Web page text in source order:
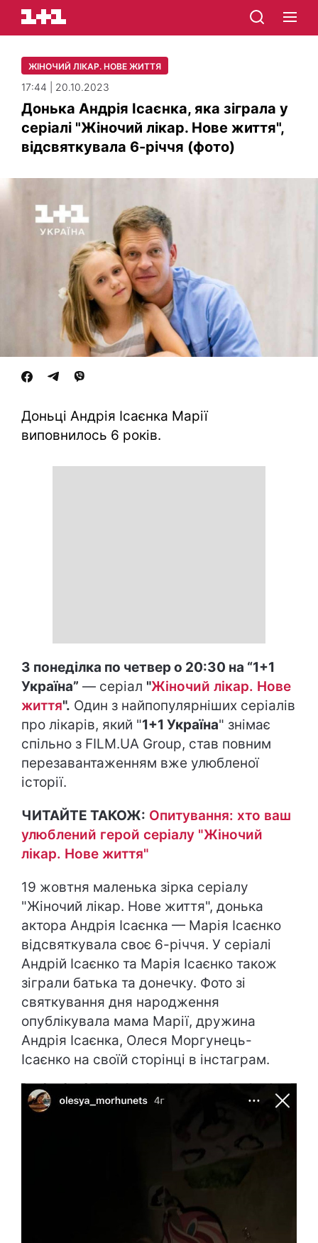
ЖІНОЧИЙ ЛІКАР. НОВЕ ЖИТТЯ
17:44 | 20.10.2023
Донька Андрія Ісаєнка, яка зіграла у
серіалі "Жіночий лікар. Нове життя",
відсвяткувала 6-річчя (фото)
Доньці Андрія Ісаєнка Марії
виповнилось 6 років.
З понеділка по четвер о 20:30 на “1+1
Україна” — серіал "Жіночий лікар. Нове
життя". Один з найпопулярніших серіалів
про лікарів, який "1+1 Україна" знімає
спільно з FILM.UA Group, став повним
перезавантаженням вже улюбленої
історії.
ЧИТАЙТЕ ТАКОЖ: Опитування: хто ваш
улюблений герой серіалу "Жіночий
лікар. Нове життя"
19 жовтня маленька зірка серіалу
"Жіночий лікар. Нове життя", донька
актора Андрія Ісаєнка — Марія Ісаєнко
відсвяткувала своє 6-річчя. У серіалі
Андрій Ісаєнко та Марія Ісаєнко також
зіграли батька та донечку. Фото зі
святкування дня народження
опублікувала мама Марії, дружина
Андрія Ісаєнка, Олеся Моргунець-
Ісаєнко на своїй сторінці в інстаграм.